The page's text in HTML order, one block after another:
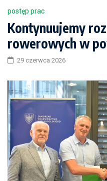
postęp prac
Kontynuujemy
rowerowych w
29 czerwca 2026